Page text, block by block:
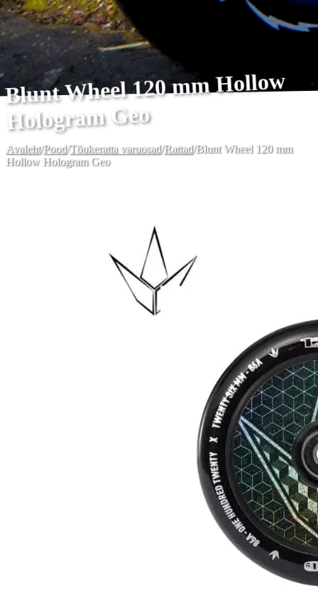
Blunt Wheel 120 mm Hollow
Hologram Geo
Avaleht/Pood/Tõukeratta varuosad/Rattad/Blunt Wheel 120 mm
Hollow Hologram Geo